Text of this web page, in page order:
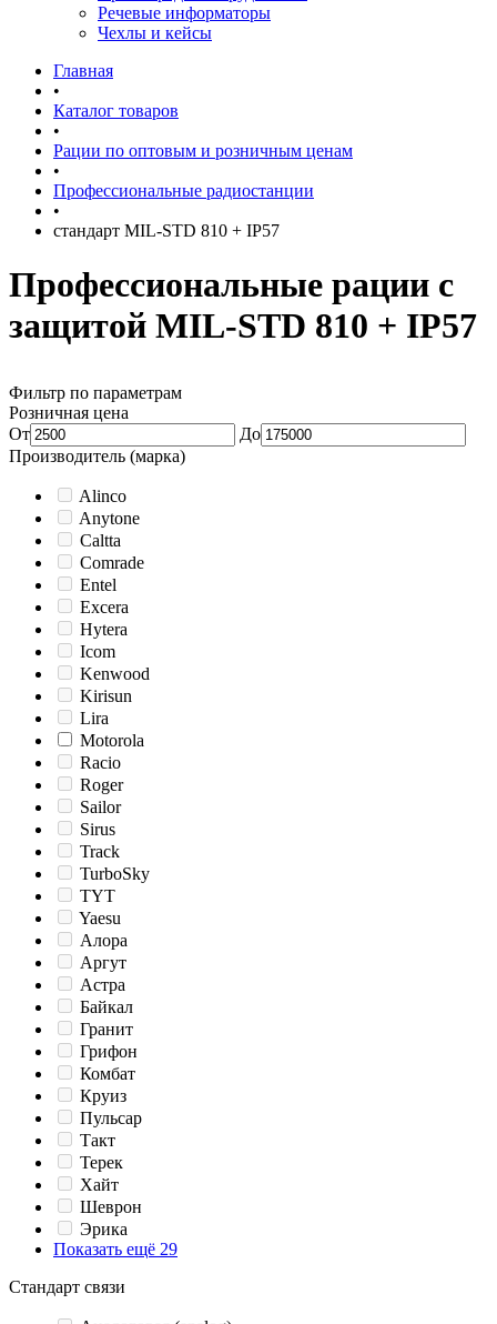
Речевые информаторы
Чехлы и кейсы
Главная
•
Каталог товаров
•
Рации по оптовым и розничным ценам
•
Профессиональные радиостанции
•
стандарт MIL-STD 810 + IP57
Профессиональные рации с
защитой MIL-STD 810 + IP57
Фильтр по параметрам
Розничная цена
От
До
Производитель (марка)
Alinco
Anytone
Caltta
Comrade
Entel
Excera
Hytera
Icom
Kenwood
Kirisun
Lira
Motorola
Racio
Roger
Sailor
Sirus
Track
TurboSky
TYT
Yaesu
Алора
Аргут
Астра
Байкал
Гранит
Грифон
Комбат
Круиз
Пульсар
Такт
Терек
Хайт
Шеврон
Эрика
Показать ещё 29
Стандарт связи